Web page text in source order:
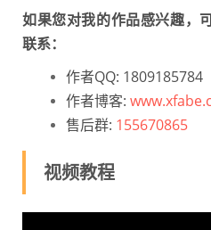
如果您对我的作品感兴趣，
联系：
作者QQ: 1809185784
作者博客:
售后群: 155670865
视频教程